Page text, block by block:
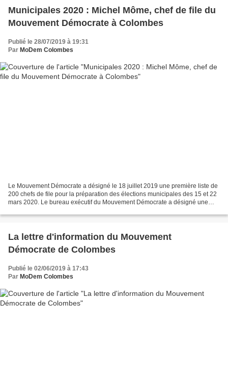
Municipales 2020 : Michel Môme, chef de file du
Mouvement Démocrate à Colombes
Publié le 28/07/2019 à 19:31
Par MoDem Colombes
Le Mouvement Démocrate a désigné le 18 juillet 2019 une première liste de
200 chefs de file pour la préparation des élections municipales des 15 et 22
mars 2020. Le bureau exécutif du Mouvement Démocrate a désigné une
La lettre d'information du Mouvement
Démocrate de Colombes
Publié le 02/06/2019 à 17:43
Par MoDem Colombes